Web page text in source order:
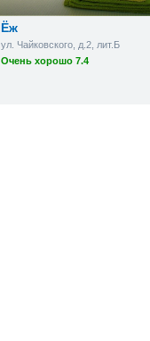
Ёж
ул. Чайковского, д.2, лит.Б
Очень хорошо 7.4